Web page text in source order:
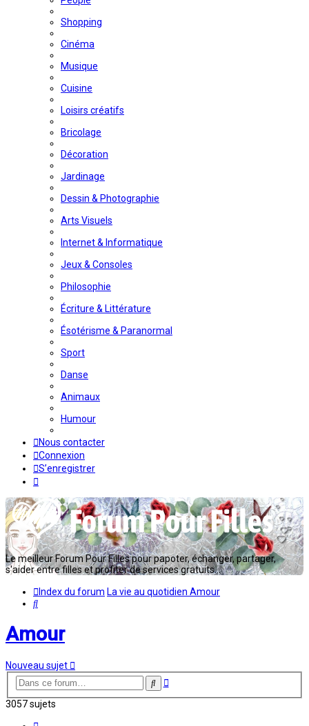
Shopping
Cinéma
Musique
Cuisine
Loisirs créatifs
Bricolage
Décoration
Jardinage
Dessin & Photographie
Arts Visuels
Internet & Informatique
Jeux & Consoles
Philosophie
Écriture & Littérature
Ésotérisme & Paranormal
Sport
Danse
Animaux
Humour
Nous contacter
Connexion
S’enregistrer
Le meilleur Forum Pour Filles pour papoter, échanger, partager,
s'aider entre filles et profiter de services gratuits...
Index du forum La vie au quotidien Amour
Rechercher
Amour
Nouveau sujet
Rechercher
Recherche
3057 sujets